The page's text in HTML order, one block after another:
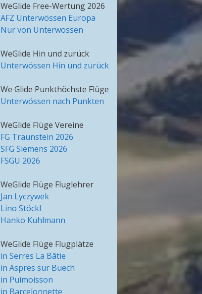
WeGlide Free-Wertung 2026
AFZ Unterwössen Europa
Nur von Unterwössen
WeGlide Hin und zurück
Unterwössen Hin und zurück
We Glide Punkthöchste Flüge
Unterwössen nach Punkten
WeGlide Flüge Vereine
FG Traunstein 2026
SFG Siemens 2026
FSGU 2026
WeGlide Flüge Fluglehrer
Jan Lyczywek
Lino Stöckl
Hanko Kuhlmann
WeGlide Flüge Flugplätze
in Serres La Bâtie
in Aspres sur Buech
in Puimoisson
in Barcelonnette